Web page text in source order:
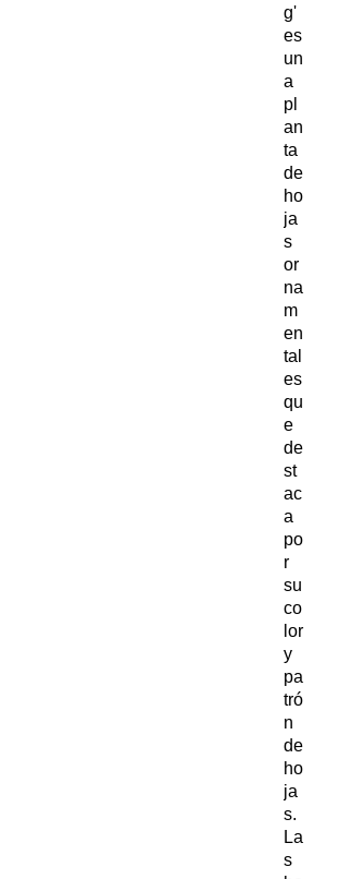
g'
es
un
a
pl
an
ta
de
ho
ja
s
or
na
m
en
tal
es
qu
e
de
st
ac
a
po
r
su
co
lor
y
pa
tró
n
de
ho
ja
s.
La
s